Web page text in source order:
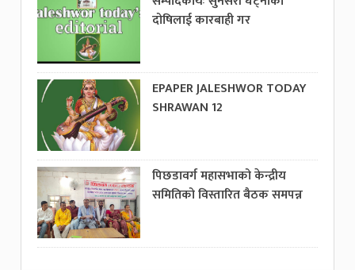
दोषिलाई कारबाही गर
EPAPER JALESHWOR TODAY
SHRAWAN 12
पिछडावर्ग महासभाको केन्द्रीय
समितिको विस्तारित बैठक समपन्न